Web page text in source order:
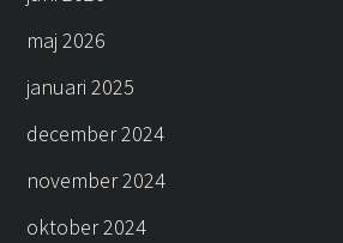
maj 2026
januari 2025
december 2024
november 2024
oktober 2024